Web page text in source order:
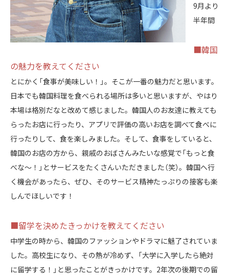
9月より
半年間
■韓国
の魅力を教えてください
とにかく「食事が美味しい！」。そこが一番の魅力だと思います。
日本でも韓国料理を食べられる場所は多いと思いますが、やはり
本場は格別だなと改めて感じました。韓国人のお友達に教えても
らったお店に行ったり、アプリで評価の高いお店を調べて食べに
行ったりして、食を楽しみました。そして、食事をしていると、
韓国のお店の方から、親戚のおばさんみたいな感覚で「もっと食
べな～！」とサービスをたくさんいただきました（笑）。韓国へ行
く機会があったら、ぜひ、そのサービス精神たっぷりの接客も楽
しんでほしいです！
■留学を決めたきっかけを教えてください
中学生の時から、韓国のファッションやドラマに魅了されていま
した。高校生になり、その熱が冷めず、「大学に入学したら絶対
に留学する！」と思ったことがきっかけです。2年次の後期での留